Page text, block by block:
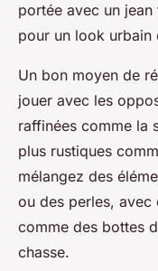
portée avec un
pour un look urbain
Un bon moyen de
jouer avec les
raffinées comme la
plus rustiques
mélangez des
ou des perles, avec
comme des bottes
chasse.